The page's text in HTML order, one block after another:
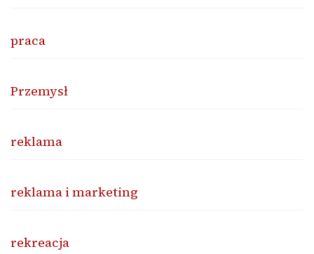
praca
Przemysł
reklama
reklama i marketing
rekreacja